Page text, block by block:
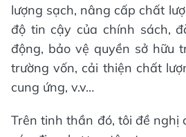
lượng sạch, nâng cấp chất
độ tin cậy của chính sách,
động, bảo vệ quyền sở hữu
trường vốn, cải thiện chất
cung ứng, v.v…
Trên tinh thần đó, tôi đề nghị